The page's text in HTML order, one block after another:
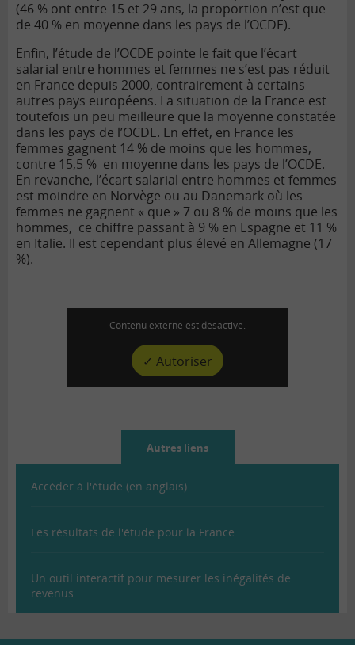
(46 % ont entre 15 et 29 ans, la proportion n’est que
de 40 % en moyenne dans les pays de l’OCDE).
Enfin, l’étude de l’OCDE pointe le fait que l’écart
salarial entre hommes et femmes ne s’est pas réduit
en France depuis 2000, contrairement à certains
autres pays européens. La situation de la France est
toutefois un peu meilleure que la moyenne constatée
dans les pays de l’OCDE. En effet, en France les
femmes gagnent 14 % de moins que les hommes,
contre 15,5 % en moyenne dans les pays de l’OCDE.
En revanche, l’écart salarial entre hommes et femmes
est moindre en Norvège ou au Danemark où les
femmes ne gagnent « que » 7 ou 8 % de moins que les
hommes, ce chiffre passant à 9 % en Espagne et 11 %
en Italie. Il est cependant plus élevé en Allemagne (17
%).
Contenu externe est désactivé.
✓ Autoriser
Autres liens
Accéder à l'étude (en anglais)
Les résultats de l'étude pour la France
Un outil interactif pour mesurer les inégalités de
revenus